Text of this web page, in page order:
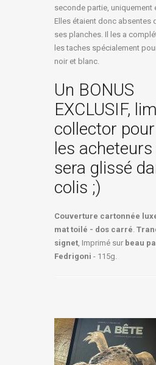
seconde partie, uniquement
Elles étaient donc absentes
ses planches. Il les a
les taches spécialement
noir et blanc.
Un BONUS
EXCLUSIF,
collector pour
les
sera glissé
colis ;)
Couverture cartonnée
mat toilé - dos carré.
signet, Imprimé sur beau
Fedrigoni - 115g.